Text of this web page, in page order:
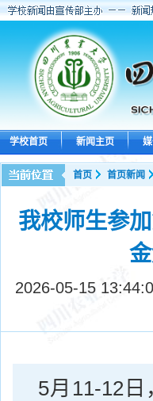
学校首页 新闻主页
首页 首页新闻
我校师生参
2026-05-15
5月11-12